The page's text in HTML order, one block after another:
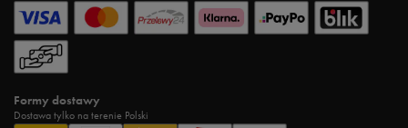
Formy dostawy
Dostawa tylko na terenie Polski